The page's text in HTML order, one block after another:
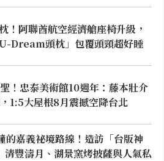
！阿聯酋航空經濟艙座椅升級，
Dream頭枕」包覆頭頸超好睡
！忠泰美術館10週年：藤本壯介
1:5大屋根8月震撼空降台北
的嘉義祕境路線！造訪「台版神
清豐濤月、湖景窯烤披薩與人氣私